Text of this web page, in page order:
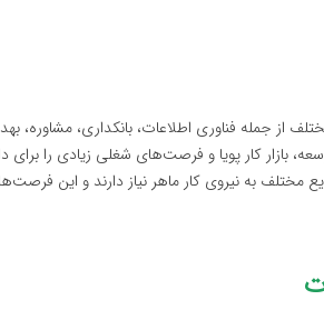
از جمله فناوری اطلاعات، بانکداری، مشاوره،
بازار کار پویا و فرصت‌های شغلی زیادی را برای
به نیروی کار ماهر نیاز دارند و این